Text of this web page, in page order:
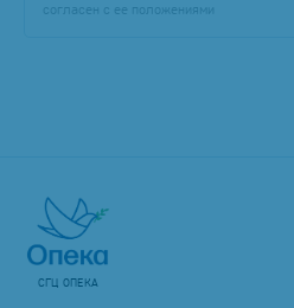
согласен с ее положениями
СГЦ ОПЕКА